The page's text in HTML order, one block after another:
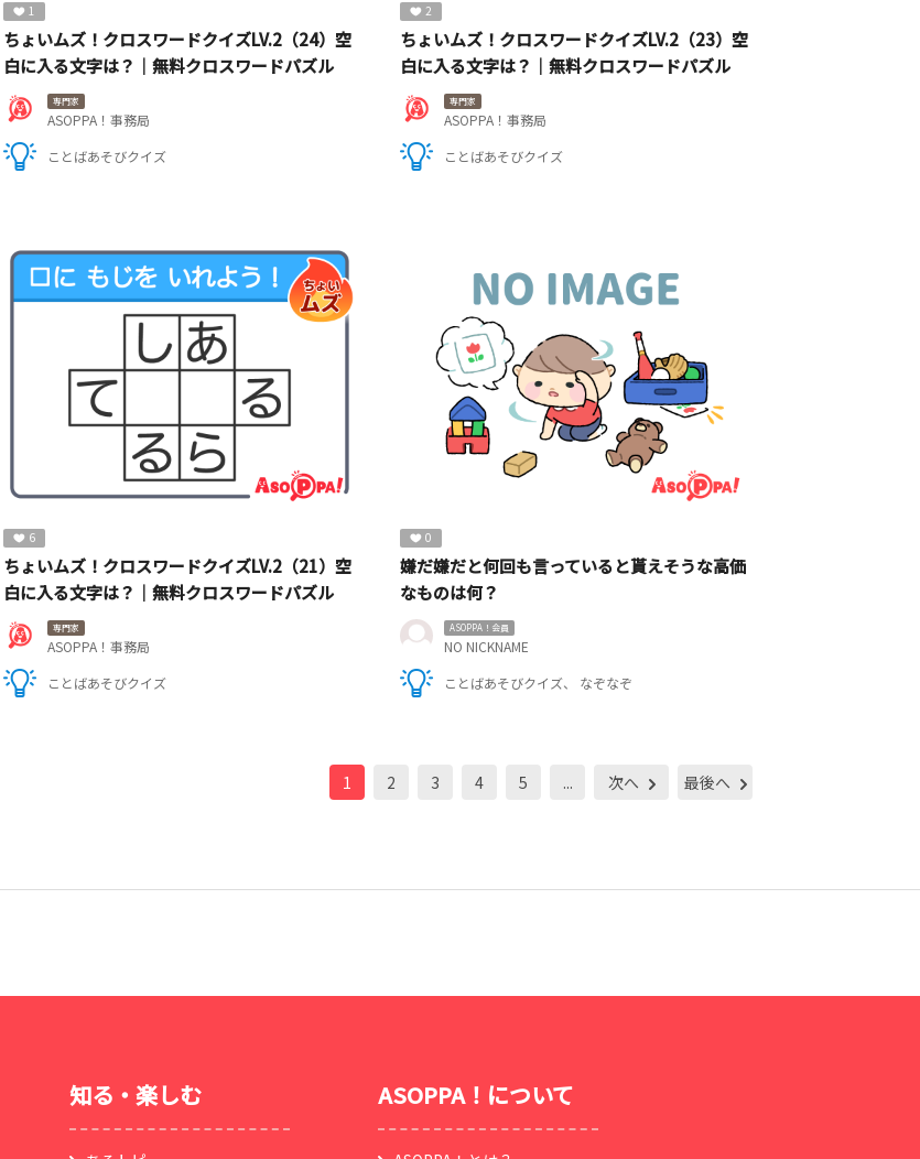
1
ちょいムズ！クロスワードクイズLV.2（24）空
白に入る文字は？｜無料クロスワードパズル
専門家
ASOPPA！事務局
ことばあそびクイズ
2
ちょいムズ！クロスワードクイズLV.2（23）空
白に入る文字は？｜無料クロスワードパズル
専門家
ASOPPA！事務局
ことばあそびクイズ
6
ちょいムズ！クロスワードクイズLV.2（21）空
白に入る文字は？｜無料クロスワードパズル
専門家
ASOPPA！事務局
ことばあそびクイズ
0
嫌だ嫌だと何回も言っていると貰えそうな高価
なものは何？
ASOPPA！会員
NO NICKNAME
ことばあそびクイズ
なぞなぞ
1 2 3 4 5 ... 次へ 最後へ
知る・楽しむ ASOPPA！について